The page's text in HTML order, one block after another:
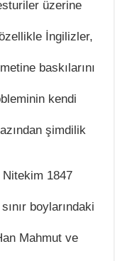
üzerine
İngilizler,
baskılarını
kendi
şimdilik
Nitekim 1847
boylarındaki
Mahmut ve